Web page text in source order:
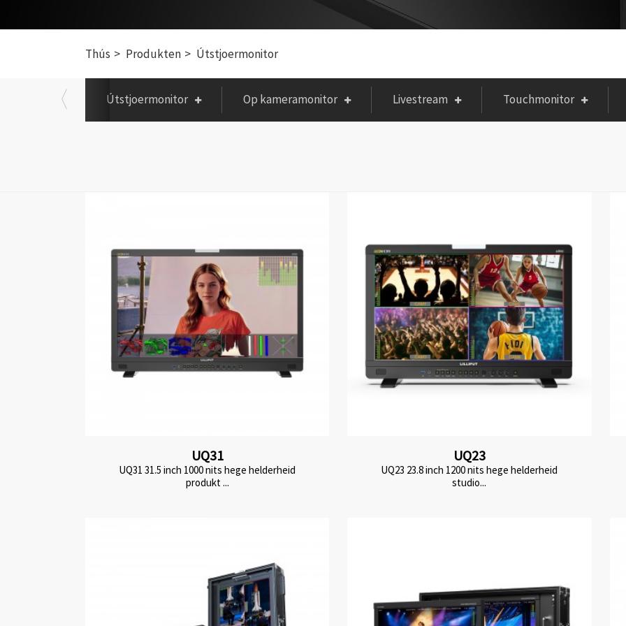
Thús Produkten Útstjoermonitor
Útstjoermonitor Op kameramonitor Livestream Touchmonitor
UQ31
UQ31 31.5 inch 1000 nits hege helderheid
produkt ...
UQ23
UQ23 23.8 inch 1200 nits hege helderheid
studio...